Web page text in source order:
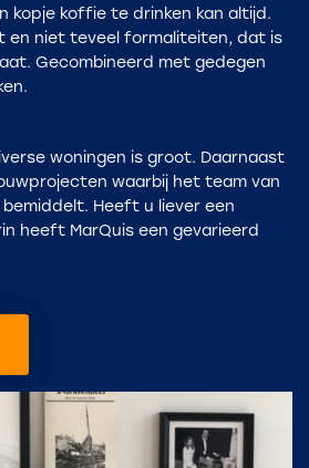
kopje koffie te drinken kan altijd.
en niet teveel formaliteiten, dat is
Gecombineerd met gedegen
woningen is groot. Daarnaast
waarbij het team van
Heeft u liever een
heeft MarQuis een gevarieerd